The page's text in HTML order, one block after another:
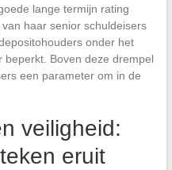
lange termijn rating
haar senior schuldeisers
onder het
beperkt. Boven deze drempel
een parameter om in de
veiligheid:
eruit